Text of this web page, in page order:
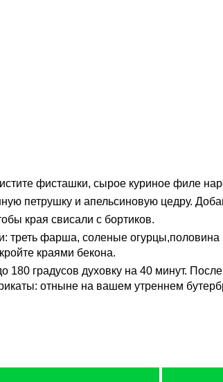
фисташки, сырое куриное филе
петрушку и апельсиновую цедру.
края свисали с бортиков.
фарша, соленые огурцы,половина
краями бекона.
градусов духовку на 40 минут.
отныне на вашем утреннем